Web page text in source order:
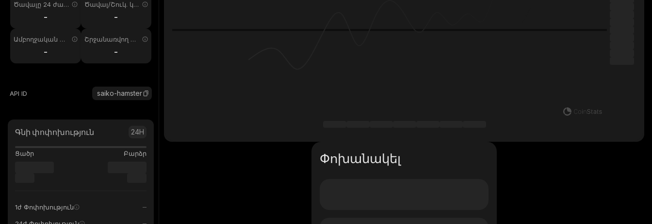
Ծավալը 24 ժամ
-
Ծավալ/Շուկ. կա
-
Ամբողջական առ
-
Շրջանառվող առ
-
API ID saiko-hamster
Գնի փոփոխություն 24H
Ցածր Բարձր
1ժ Փոփոխություն
Փոխանակել